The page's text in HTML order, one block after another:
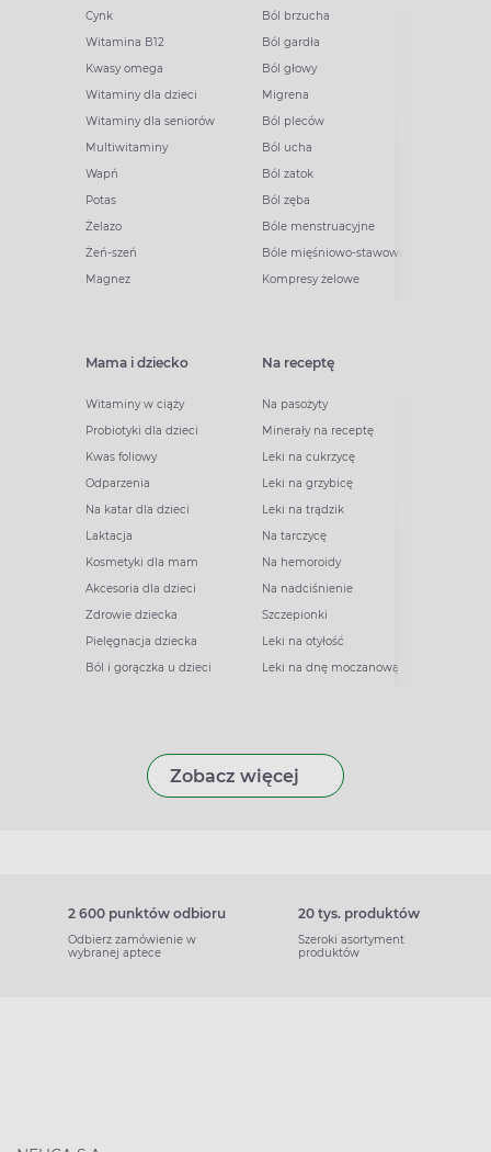
Cynk
Witamina B12
Kwasy omega
Witaminy dla dzieci
Witaminy dla seniorów
Multiwitaminy
Wapń
Potas
Żelazo
Żeń-szeń
Magnez
Ból brzucha
Ból gardła
Ból głowy
Migrena
Ból pleców
Ból ucha
Ból zatok
Ból zęba
Bóle menstruacyjne
Bóle mięśniowo-stawowe
Kompresy żelowe
Mama i dziecko
Witaminy w ciąży
Probiotyki dla dzieci
Kwas foliowy
Odparzenia
Na katar dla dzieci
Laktacja
Kosmetyki dla mam
Akcesoria dla dzieci
Zdrowie dziecka
Pielęgnacja dziecka
Ból i gorączka u dzieci
Na receptę
Na pasożyty
Minerały na receptę
Leki na cukrzycę
Leki na grzybicę
Leki na trądzik
Na tarczycę
Na hemoroidy
Na nadciśnienie
Szczepionki
Leki na otyłość
Leki na dnę moczanową
Zobacz więcej
2 600 punktów odbioru
Odbierz zamówienie w
wybranej aptece
20 tys. produktów
Szeroki asortyment
produktów